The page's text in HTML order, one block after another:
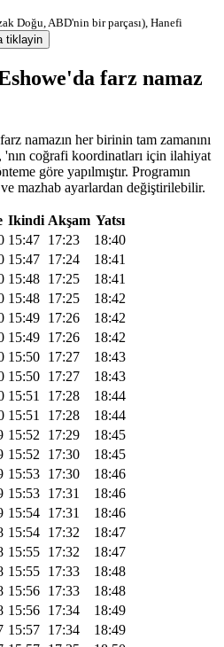
Doğu, ABD'nin bir parçası), Hanefi
tiklayin
farz namaz
namazın her birinin tam zamanını
'nın coğrafi koordinatları için ilahiyat
göre yapılmıştır. Programın
mazhab ayarlardan değiştirilebilir.
Ikindi Akşam Yatsı
15:47 17:23
18:40
15:47 17:24
18:41
15:48 17:25
18:41
15:48 17:25
18:42
15:49 17:26
18:42
15:49 17:26
18:42
15:50 17:27
18:43
15:50 17:27
18:43
15:51 17:28
18:44
15:51 17:28
18:44
15:52 17:29
18:45
15:52 17:30
18:45
15:53 17:30
18:46
15:53 17:31
18:46
15:54 17:31
18:46
15:54 17:32
18:47
15:55 17:32
18:47
15:55 17:33
18:48
15:56 17:33
18:48
15:56 17:34
18:49
15:57 17:34
18:49